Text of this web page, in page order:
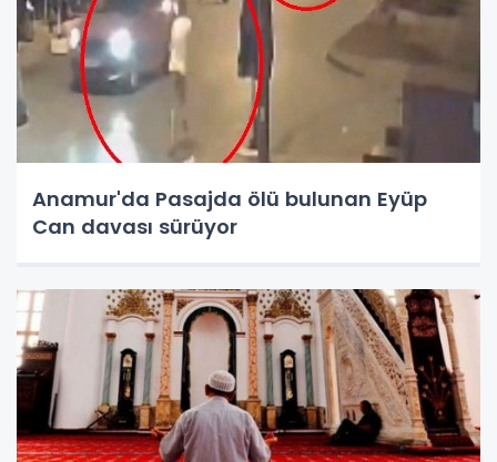
Anamur'da Pasajda ölü bulunan Eyüp
Can davası sürüyor